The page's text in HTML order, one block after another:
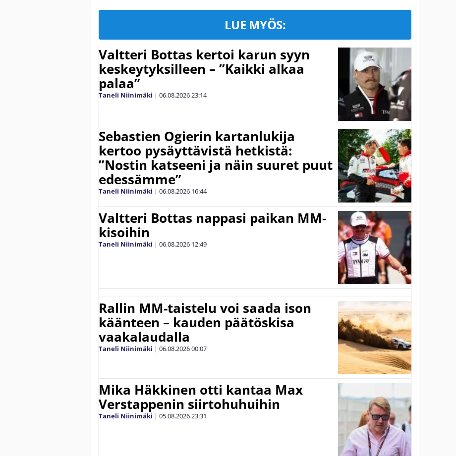
LUE MYÖS:
Valtteri Bottas kertoi karun syyn
keskeytyksilleen – ”Kaikki alkaa
palaa”
Taneli Niinimäki | 06.08.202623:14
Sebastien Ogierin kartanlukija
kertoo pysäyttävistä hetkistä:
”Nostin katseeni ja näin suuret puut
edessämme”
Taneli Niinimäki | 06.08.2026 16:44
Valtteri Bottas nappasi paikan MM-
kisoihin
Taneli Niinimäki | 06.08.2026 12:49
Rallin MM-taistelu voi saada ison
käänteen – kauden päätöskisa
vaakalaudalla
Taneli Niinimäki | 06.08.202600:07
Mika Häkkinen otti kantaa Max
Verstappenin siirtohuhuihin
Taneli Niinimäki | 05.08.202623:31